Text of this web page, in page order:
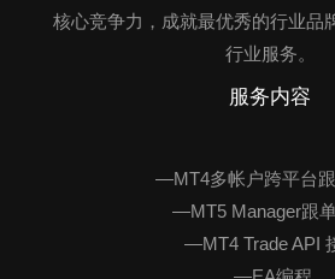
核心竞争力，成就最优秀的行业品
行业服务。
服务内容
—MT4多帐户跨平台
—MT5 Manager跟
—MT4 Trade API